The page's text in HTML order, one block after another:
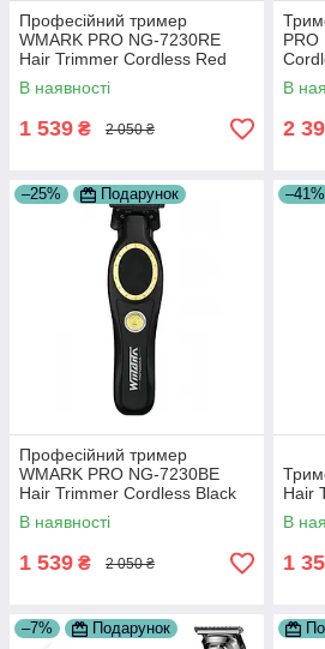
Професійний тример
WMARK PRO NG-7230RE
Hair Trimmer Cordless Red
В наявності
1 539 ₴ 2 050 ₴
PRO
В
2
–25% Подарунок
Професійний тример
WMARK PRO NG-7230BE
Hair Trimmer Cordless Black
В наявності
1 539 ₴ 2 050 ₴
–41%
Hair
В
1
–7% Подарунок